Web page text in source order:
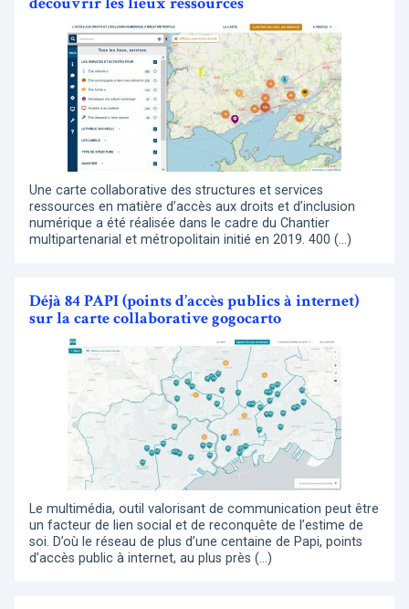
Une carte collaborative des structures et services
ressources en matière d’accès aux droits et d’inclusion
numérique a été réalisée dans le cadre du Chantier
multipartenarial et métropolitain initié en 2019. 400 (…)
Déjà 84 PAPI (points d’accès publics à internet)
sur la carte collaborative gogocarto
Le multimédia, outil valorisant de communication peut être
un facteur de lien social et de reconquête de l’estime de
soi. D’où le réseau de plus d’une centaine de Papi, points
d’accès public à internet, au plus près (…)